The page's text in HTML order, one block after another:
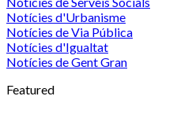
Notícies d'Urbanisme
Notícies de Via Pública
Notícies d'Igualtat
Notícies de Gent Gran
Featured